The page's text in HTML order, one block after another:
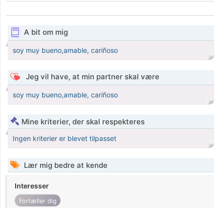
A bit om mig
soy muy bueno,amable, cariñoso
Jeg vil have, at min partner skal være
soy muy bueno,amable, cariñoso
Mine kriterier, der skal respekteres
Ingen kriterier er blevet tilpasset
Lær mig bedre at kende
Interesser
Fortæller dig